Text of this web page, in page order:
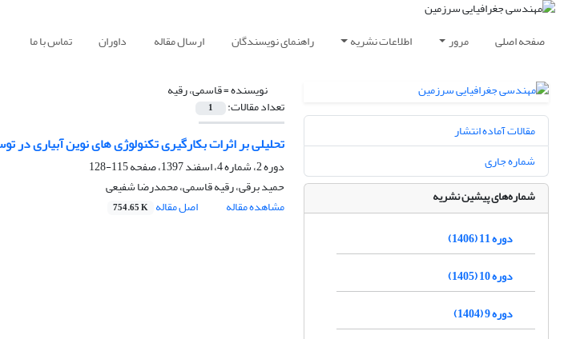
صفحه اصلی مرور اطلاعات نشریه راهنمای نویسندگان ارسال مقاله داوران تماس با ما
نویسنده =قاسمی، رقیه
تعداد مقالات: 1
تحلیلی بر اثرات بکارگیری تکنولوژی های نوین آبیاری
دوره 2، شماره 4، اسفند 1397، صفحه
115-128
حمید برقی، رقیه قاسمی، محمدرضا شفیعی
مشاهده مقاله
اصل مقاله 754.65 K
مقالات آماده انتشار
شماره جاری
شماره‌های پیشین نشریه
دوره 11 (1406)
دوره 10 (1405)
دوره 9 (1404)